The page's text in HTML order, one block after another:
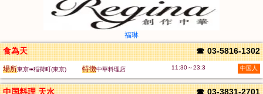
福琳
食為天 ☎ 03-5816-1302
場所東京➠稲荷町(東京) 特徴中華料理店 11:30～23:3 中国人
中国料理 天水 ☎ 03-3831-2701